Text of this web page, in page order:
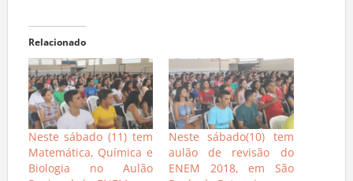
Relacionado
Neste sábado (11) tem
Matemática, Química e
Biologia no Aulão
Neste sábado(10) tem
aulão de revisão do
ENEM 2018, em São